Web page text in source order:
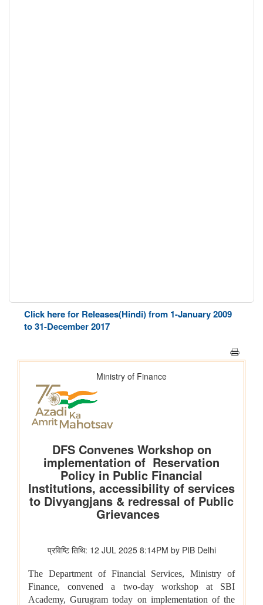
Click here for Releases(Hindi) from 1-January 2009
to 31-December 2017